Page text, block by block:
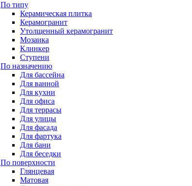
По типу
Керамическая плитка
Керамогранит
Утолщенный керамогранит
Мозаика
Клинкер
Ступени
По назначению
Для бассейна
Для ванной
Для кухни
Для офиса
Для террасы
Для улицы
Для фасада
Для фартука
Для бани
Для беседки
По поверхности
Глянцевая
Матовая